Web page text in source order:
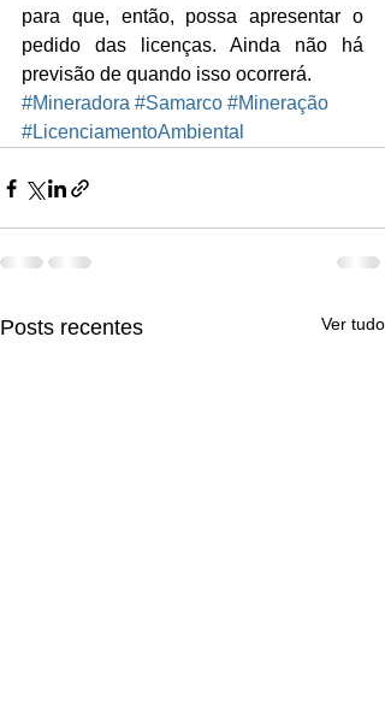
para que, então, possa apresentar o
pedido das licenças. Ainda não há
previsão de quando isso ocorrerá.
#Mineradora #Samarco #Mineração
#LicenciamentoAmbiental
Posts recentes Ver tudo